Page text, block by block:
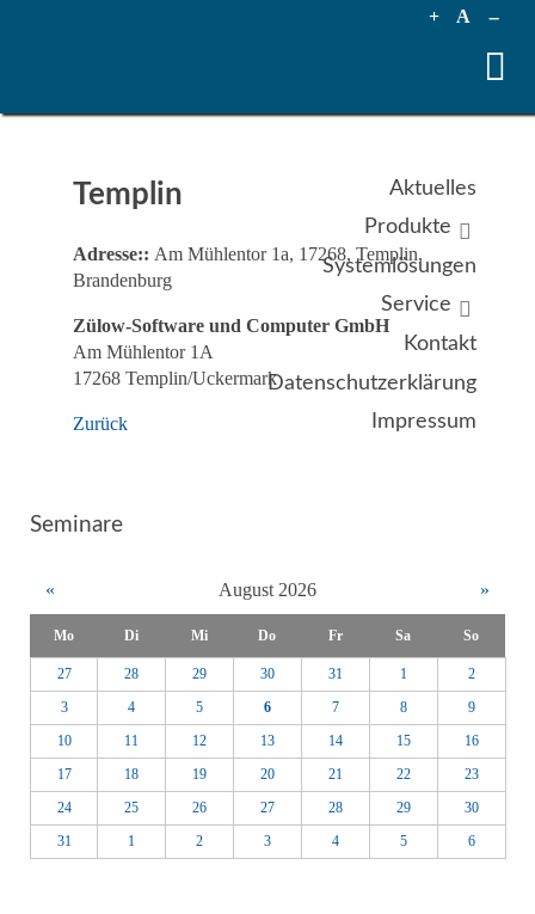
+ A --
Aktuelles
Produkte
Systemlösungen
Service
Kontakt
Datenschutzerklärung
Impressum
Templin
Adresse:: Am Mühlentor 1a, 17268, Templin,
Brandenburg
Zülow-Software und Computer GmbH
Am Mühlentor 1A
17268 Templin/Uckermark
Zurück
Seminare
« August 2026 »
Mo Di Mi Do Fr Sa So
27 28 29 30 31 1
2
3
4 5 6 7 8
9
10
11 12 13 14 15
16
17
18 19 20 21 22
23
24
25 26 27 28 29
30
31
1 2 3 4 5 6